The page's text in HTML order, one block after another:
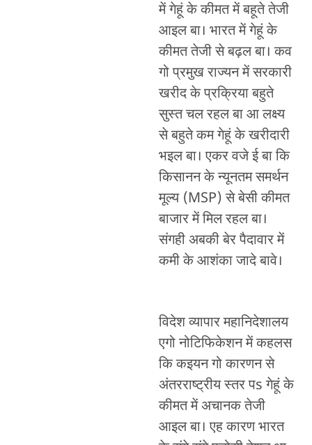
में गेहूं के कीमत में बहूते तेजी
आइल बा। भारत में गेहूं के
कीमत तेजी से बढ़ल बा। कव
गो प्रमुख राज्यन में सरकारी
खरीद के प्रक्रिया बहुते
सुस्त चल रहल बा आ लक्ष्य
से बहुते कम गेहूं के खरीदारी
भइल बा। एकर वजे ई बा कि
किसानन के न्यूनतम समर्थन
मूल्य (MSP) से बेसी कीमत
बाजार में मिल रहल बा।
संगही अबकी बेर पैदावार में
कमी के आशंका जादे बावे।
विदेश व्यापार महानिदेशालय
एगो नोटिफिकेशन में कहलस
कि कइयन गो कारणन से
अंतरराष्ट्रीय स्तर पs गेहूं के
कीमत में अचानक तेजी
आइल बा। एह कारण भारत